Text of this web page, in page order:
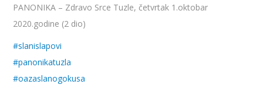
PANONIKA – Zdravo Srce Tuzle, četvrtak 1.oktobar
2020.godine (2 dio)
#slanislapovi
#panonikatuzla
#oazaslanogokusa